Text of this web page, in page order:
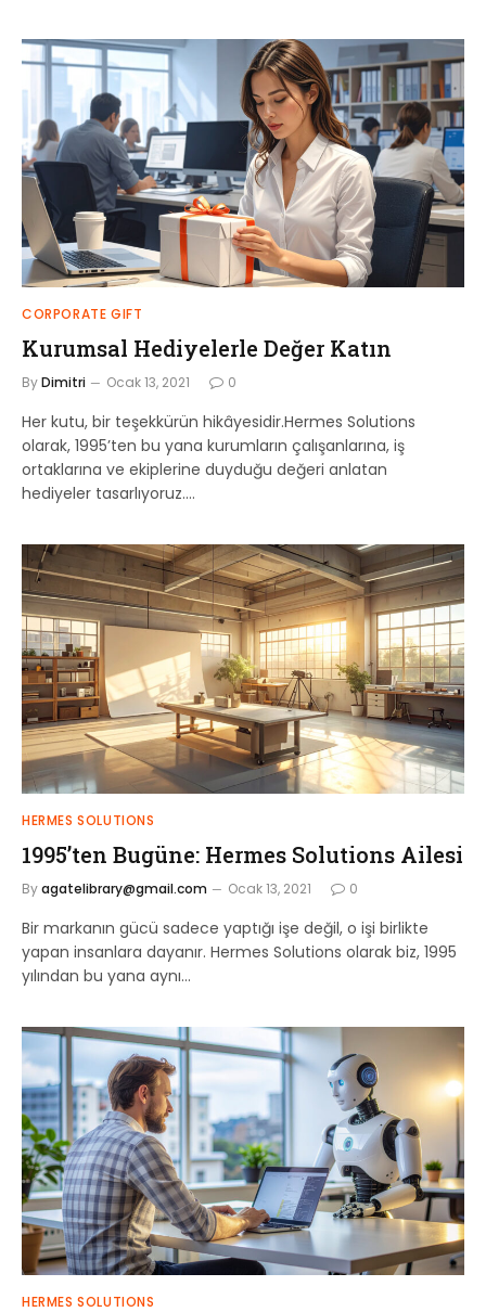
CORPORATE GIFT
Kurumsal Hediyelerle Değer Katın
ByDimitri Ocak 13, 2021 0
Her kutu, bir teşekkürün hikâyesidir.Hermes Solutions
olarak, 1995’ten bu yana kurumların çalışanlarına, iş
ortaklarına ve ekiplerine duyduğu değeri anlatan
hediyeler tasarlıyoruz.…
HERMES SOLUTIONS
1995’ten Bugüne: Hermes Solutions Ailesi
Byagatelibrary@gmail.com Ocak 13, 2021 0
Bir markanın gücü sadece yaptığı işe değil, o işi birlikte
yapan insanlara dayanır. Hermes Solutions olarak biz, 1995
yılından bu yana aynı…
HERMES SOLUTIONS